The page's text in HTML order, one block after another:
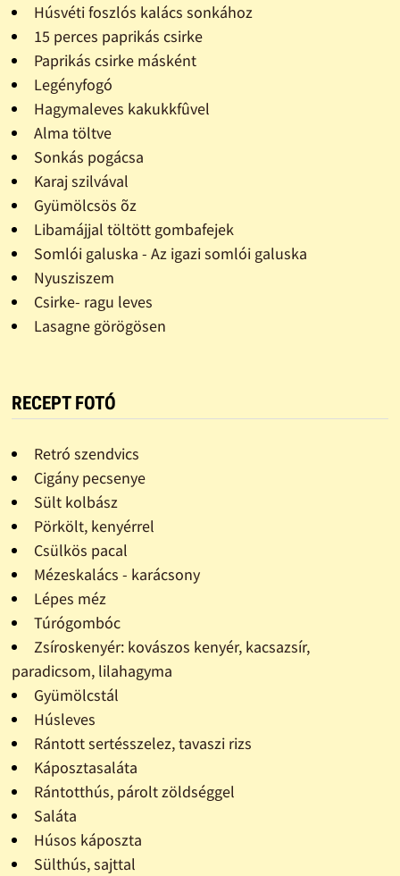
Húsvéti foszlós kalács sonkához
15 perces paprikás csirke
Paprikás csirke másként
Legényfogó
Hagymaleves kakukkfûvel
Alma töltve
Sonkás pogácsa
Karaj szilvával
Gyümölcsös õz
Libamájjal töltött gombafejek
Somlói galuska - Az igazi somlói galuska
Nyusziszem
Csirke- ragu leves
Lasagne görögösen
RECEPT FOTÓ
Retró szendvics
Cigány pecsenye
Sült kolbász
Pörkölt, kenyérrel
Csülkös pacal
Mézeskalács - karácsony
Lépes méz
Túrógombóc
Zsíroskenyér: kovászos kenyér, kacsazsír,
paradicsom, lilahagyma
Gyümölcstál
Húsleves
Rántott sertésszelez, tavaszi rizs
Káposztasaláta
Rántotthús, párolt zöldséggel
Saláta
Húsos káposzta
Sülthús, sajttal